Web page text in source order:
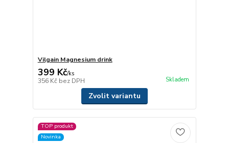
Vilgain Magnesium drink
399 Kč/ks
356 Kč bez DPH Skladem
Zvolit variantu
TOP produkt
Novinka